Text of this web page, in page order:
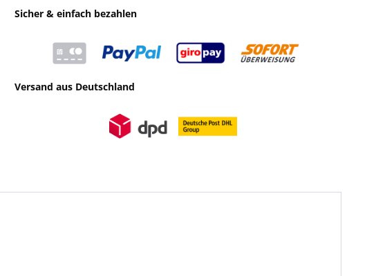
Sicher & einfach bezahlen
Versand aus Deutschland